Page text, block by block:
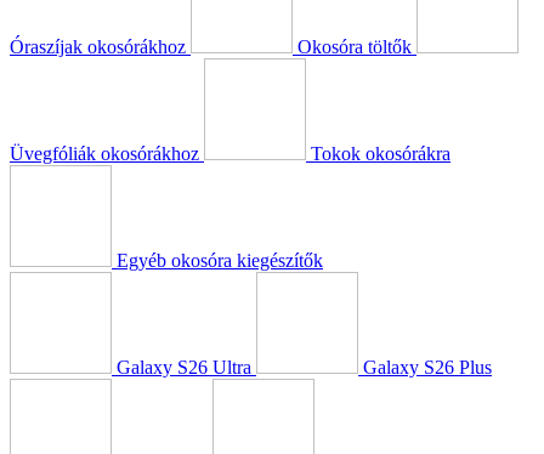
Óraszíjak okosórákhoz Okosóra töltők
Üvegfóliák okosórákhoz Tokok okosórákra
Egyéb okosóra kiegészítők
Galaxy S26 Ultra Galaxy S26 Plus